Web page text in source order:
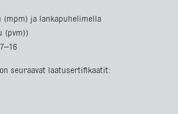
(mpm) ja lankapuhelimella
(pvm))
seuraavat laatusertifikaatit: